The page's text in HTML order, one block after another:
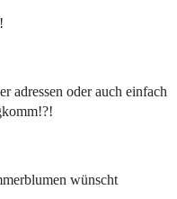
adressen oder auch einfach
wünscht